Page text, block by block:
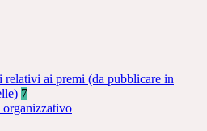
relativi ai premi (da pubblicare in
7
organizzativo